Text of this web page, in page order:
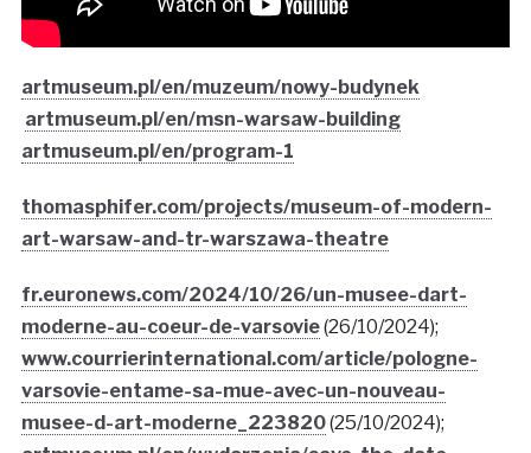
artmuseum.pl/en/muzeum/nowy-budynek
artmuseum.pl/en/msn-warsaw-building
artmuseum.pl/en/program-1
thomasphifer.com/projects/museum-of-modern-
art-warsaw-and-tr-warszawa-theatre
fr.euronews.com/2024/10/26/un-musee-dart-
moderne-au-coeur-de-varsovie(26/10/2024);
www.courrierinternational.com/article/pologne-
varsovie-entame-sa-mue-avec-un-nouveau-
musee-d-art-moderne_223820(25/10/2024);